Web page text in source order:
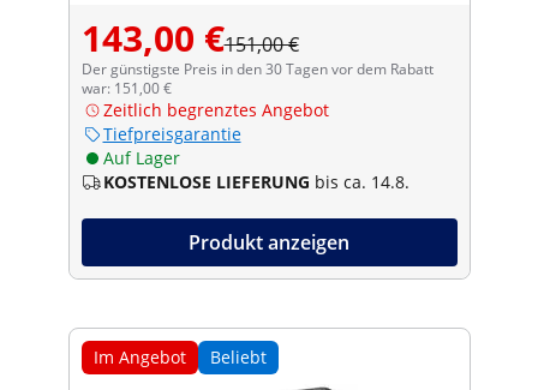
143,00 €151,00 €
Der günstigste Preis in den 30 Tagen vor dem Rabatt
war: 151,00 €
Zeitlich begrenztes Angebot
Tiefpreisgarantie
Auf Lager
KOSTENLOSE LIEFERUNG bis ca. 14.8.
Produkt anzeigen
Im Angebot Beliebt